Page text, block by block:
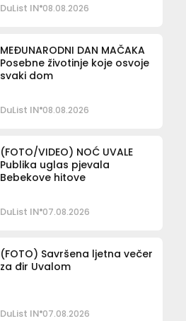
DuList IN 08.08.2026
MEĐUNARODNI DAN MAČAKA
Posebne životinje koje osvoje
svaki dom
DuList IN 08.08.2026
(FOTO/VIDEO) NOĆ UVALE
Publika uglas pjevala
Bebekove hitove
DuList IN 07.08.2026
(FOTO) Savršena ljetna večer
za đir Uvalom
DuList IN 07.08.2026